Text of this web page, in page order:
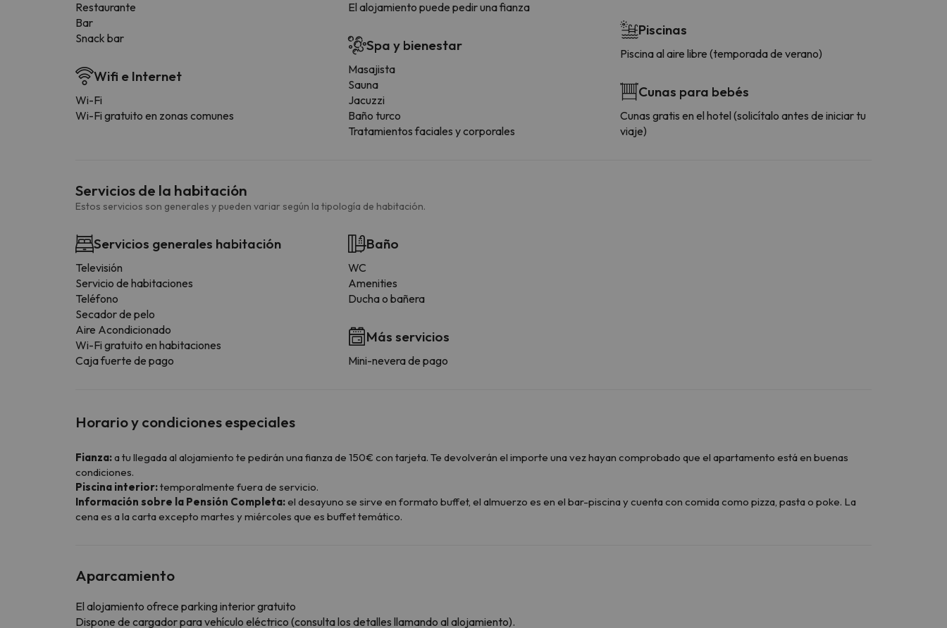
Restaurante
Bar
Snack bar
Wifi e Internet
Wi-Fi
Wi-Fi gratuito en zonas comunes
El alojamiento puede pedir una fianza
Spa y bienestar
Masajista
Sauna
Jacuzzi
Baño turco
Tratamientos faciales y corporales
Piscinas
Piscina al aire libre (temporada de verano)
Cunas para bebés
Cunas gratis en el hotel (solicítalo antes de iniciar tu
viaje)
Servicios de la habitación
Estos servicios son generales y pueden variar según la tipología de habitación.
Servicios generales habitación
Televisión
Servicio de habitaciones
Teléfono
Secador de pelo
Aire Acondicionado
Wi-Fi gratuito en habitaciones
Caja fuerte de pago
Baño
WC
Amenities
Ducha o bañera
Más servicios
Mini-nevera de pago
Horario y condiciones especiales
Fianza:a tu llegada al alojamiento te pedirán una fianza de 150€ con tarjeta. Te devolverán el importe una vez hayan comprobado que el apartamento está en buenas
condiciones.
Piscina interior:temporalmente fuera de servicio.
Información sobre la Pensión Completa:el desayuno se sirve en formato buffet, el almuerzo es en el bar-piscina y cuenta con comida como pizza, pasta o poke. La
cena es a la carta excepto martes y miércoles que es buffet temático.
Aparcamiento
El alojamiento ofrece parking interior gratuito
Dispone de cargador para vehículo eléctrico (consulta los detalles llamando al alojamiento).